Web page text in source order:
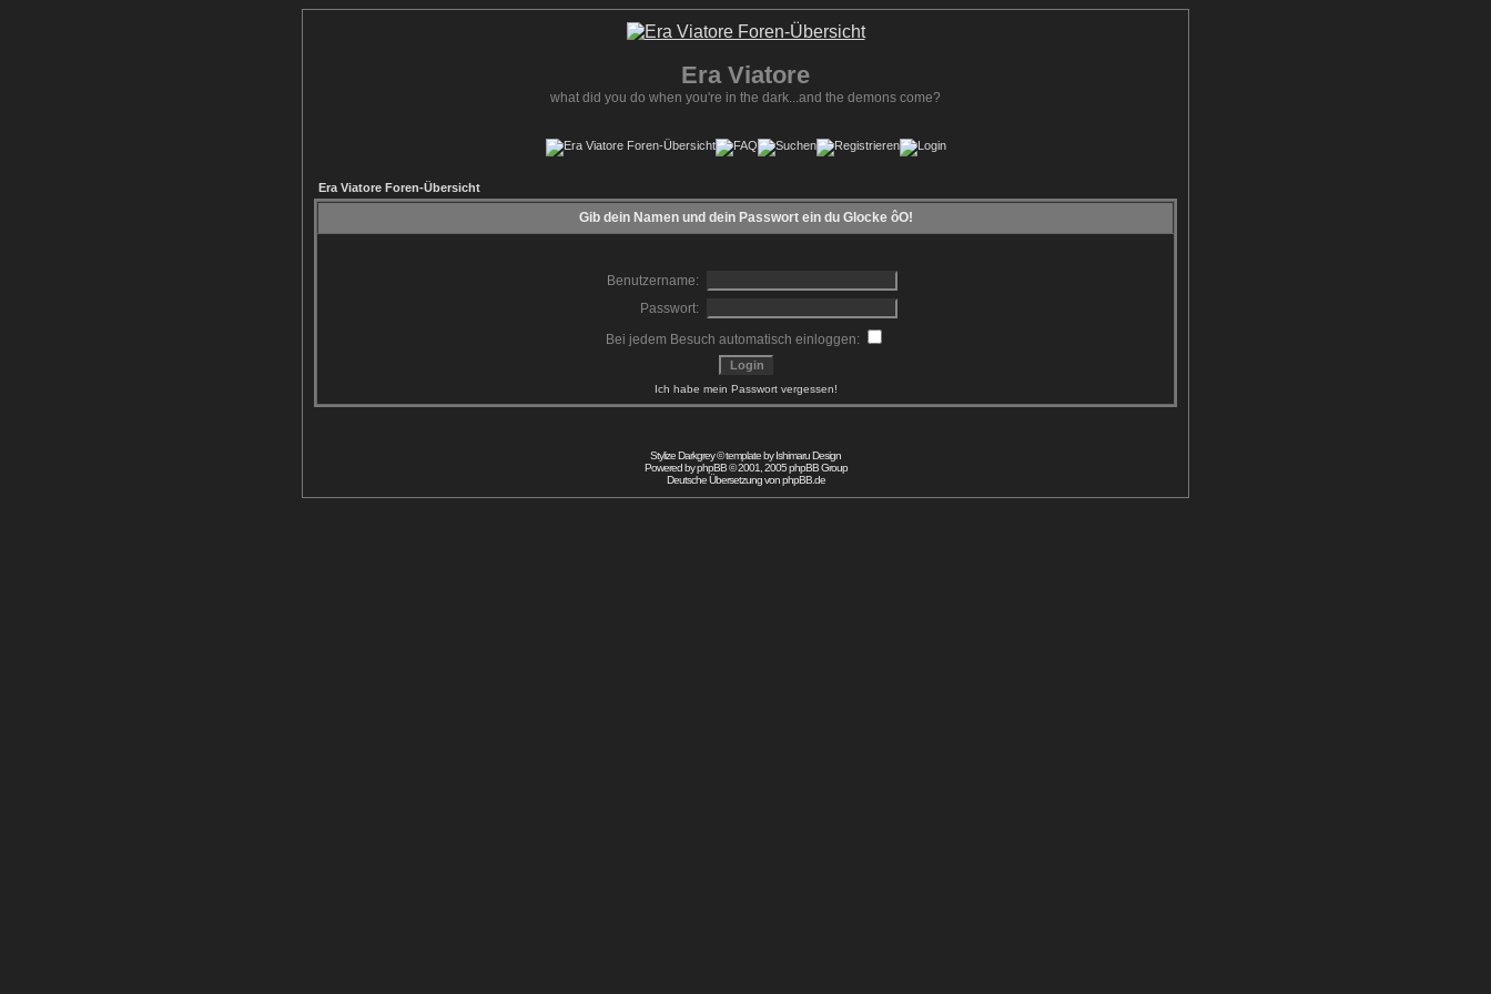
Era Viatore
what did you do when you're in the dark...and the demons come?
Era Viatore Foren-Übersicht
Gib dein Namen und dein Passwort ein du Glocke ôO!
Benutzername:
Passwort:
Bei jedem Besuch automatisch einloggen:
Ich habe mein Passwort vergessen!
Stylize Darkgrey © template byIshimaru Design
Powered byphpBB© 2001, 2005 phpBB Group
Deutsche Übersetzung vonphpBB.de